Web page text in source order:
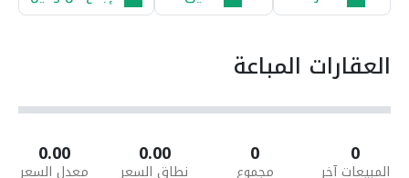
العقارات المباعة
0
المبيعات آخر
0
مجموع
0.00
نطاق السعر
0.00
معدل السعر